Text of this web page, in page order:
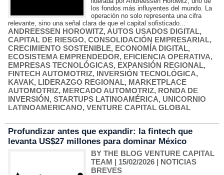
los fondos más influyentes del mundo. La
operación no solo representa una cifra
relevante, sino una señal clara de que el capital sofisticado...
ANDREESSEN HOROWITZ, AUTOS USADOS DIGITAL,
CAPITAL DE RIESGO, CONSOLIDACIÓN EMPRESARIAL,
CRECIMIENTO SOSTENIBLE, ECONOMÍA DIGITAL,
ECOSISTEMA EMPRENDEDOR, EFICIENCIA OPERATIVA,
EMPRESAS TECNOLÓGICAS, EXPANSIÓN REGIONAL,
FINTECH AUTOMOTRIZ, INVERSIÓN TECNOLÓGICA,
KAVAK, LIDERAZGO REGIONAL, MARKETPLACE
AUTOMOTRIZ, MERCADO AUTOMOTRIZ, RONDA DE
INVERSIÓN, STARTUPS LATINOAMÉRICA, UNICORNIO
LATINOAMERICANO, VENTURE CAPITAL GLOBAL
Profundizar antes que expandir: la fintech que
levanta US$27 millones para dominar México
BY THE BLOG VENTURE CAPITAL
TEAM | 15/02/2026 | NOTICIAS
BREVES